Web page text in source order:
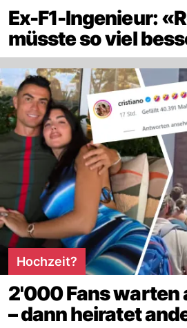
Ex-F1-Ingenieur:
müsste so viel
Hochzeit?
2'000 Fans warten
– dann heiratet